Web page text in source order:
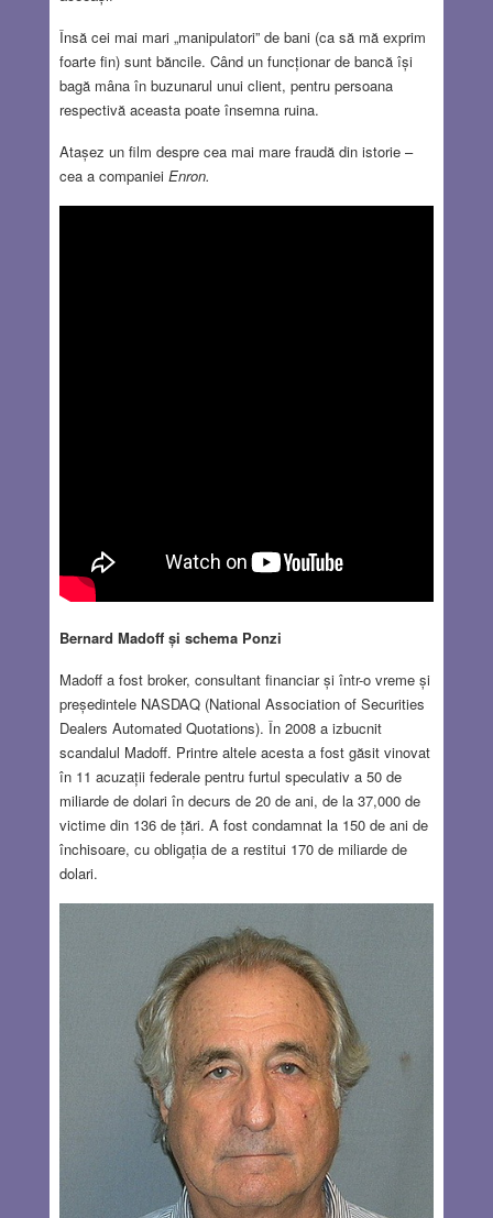
Însă cei mai mari „manipulatori” de bani (ca să mă exprim
foarte fin) sunt băncile. Când un funcționar de bancă își
bagă mâna în buzunarul unui client, pentru persoana
respectivă aceasta poate însemna ruina.
Atașez un film despre cea mai mare fraudă din istorie –
cea a companiei Enron.
Bernard Madoff și schema Ponzi
Madoff a fost broker, consultant financiar și într-o vreme și
președintele NASDAQ (National Association of Securities
Dealers Automated Quotations). În 2008 a izbucnit
scandalul Madoff. Printre altele acesta a fost găsit vinovat
în 11 acuzații federale pentru furtul speculativ a 50 de
miliarde de dolari în decurs de 20 de ani, de la 37,000 de
victime din 136 de țări. A fost condamnat la 150 de ani de
închisoare, cu obligația de a restitui 170 de miliarde de
dolari.